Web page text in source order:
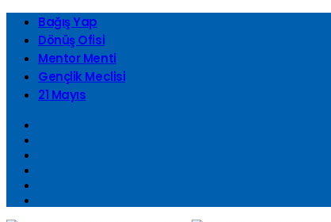
Bağış Yap
Dönüş Ofisi
Mentor Menti
Gençlik Meclisi
21 Mayıs